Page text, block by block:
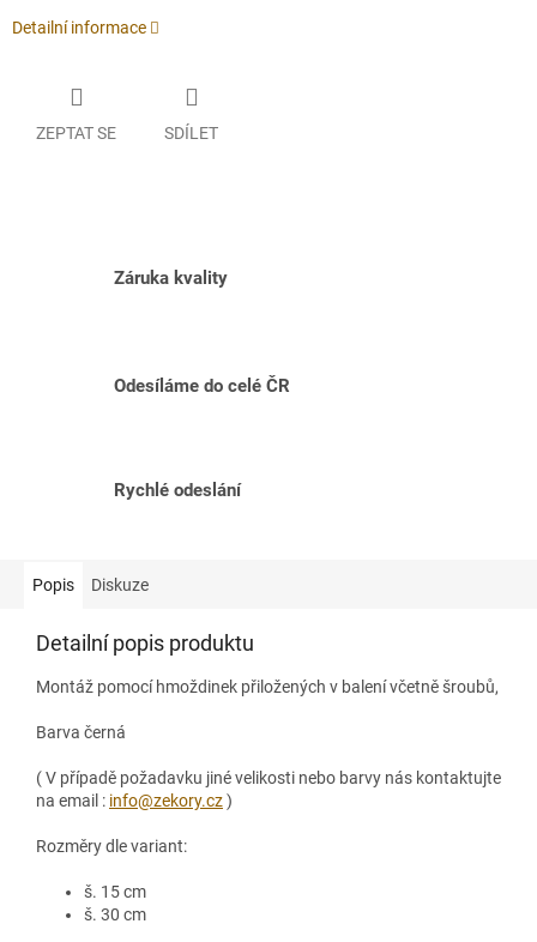
Detailní informace
ZEPTAT SE SDÍLET
Záruka kvality
Odesíláme do celé ČR
Rychlé odeslání
Popis Diskuze
Detailní popis produktu
Montáž pomocí hmoždinek přiložených v balení včetně šroubů,
Barva černá
( V případě požadavku jiné velikosti nebo barvy nás kontaktujte
na email : info@zekory.cz)
Rozměry dle variant:
š. 15 cm
š. 30 cm